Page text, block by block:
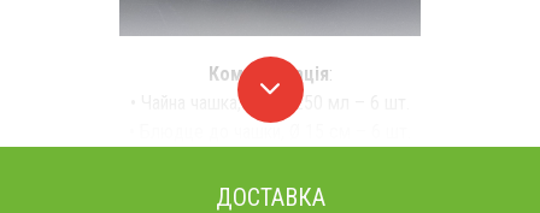
Комплектація:
• Чайна чашка, об'єм 250 мл – 6 шт.
ДОСТАВКА